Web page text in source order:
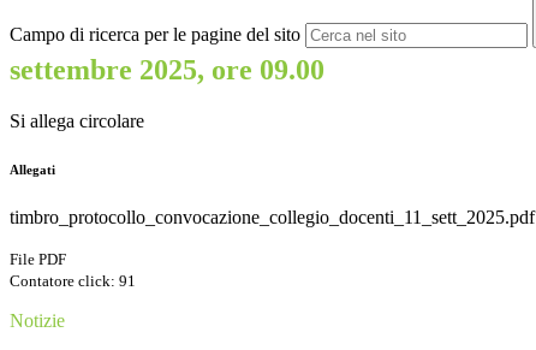
Campo di ricerca per le pagine del sito
settembre 2025, ore 09.00
Si allega circolare
Allegati
timbro_protocollo_convocazione_collegio_docenti_11_sett_2025.pdf
File PDF
Contatore click: 91
Notizie